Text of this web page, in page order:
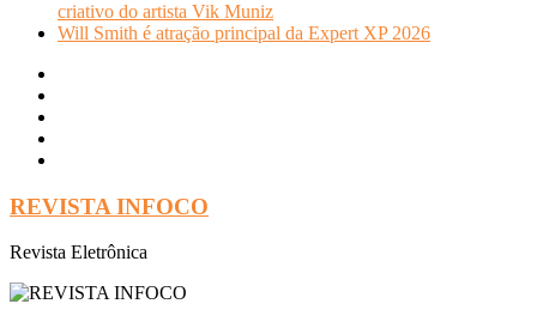
criativo do artista Vik Muniz
Will Smith é atração principal da Expert XP 2026
REVISTA INFOCO
Revista Eletrônica